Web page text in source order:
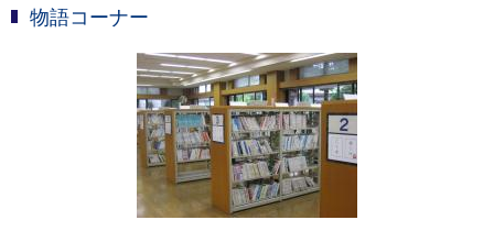
物語コーナー